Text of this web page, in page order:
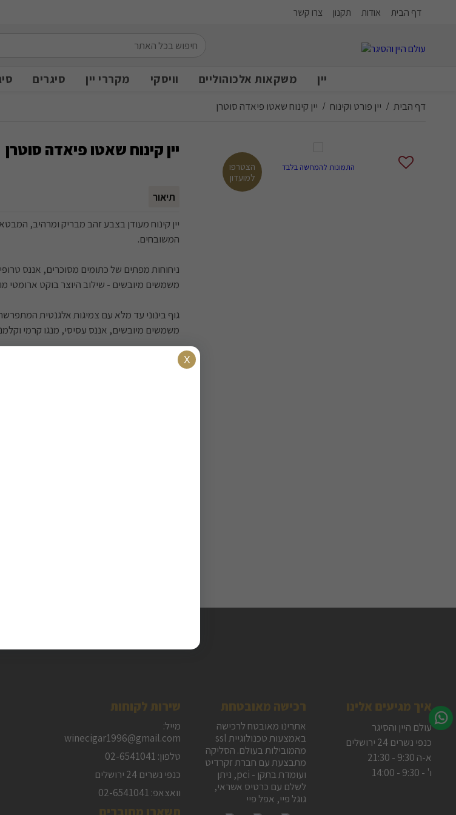
דף הבית אודות תקנון צרו קשר
יין משקאות אלכוהוליים וויסקי מקררי יין סיגרים
דף הבית / יין פורט וקינוח / יין קינוח שאטו פיאדה סוטרן
הצטרפו
למועדון
התמונות להמחשה בלבד
יין קינוח שאטו פיאדה סוטרן
תיאור
יין קינוח מעודן בצבע זהב מבריק ומרהיב,
המשובחים.
ניחוחות מפתים של כתומים מסוכרים, אננס
משמשים מיובשים - שילוב היוצר בוקט ארומטי
גוף בינוני עד מלא עם צמיגות אלגנטית
משמשים מיובשים, אננס עסיסי, מנגו קרמי
חומציות בינונית פלוס המאזנת את המתיקות
יין קינוח מושלם - האידיאלי לסיום ארוחה
איך מגיעים אלינו
עולם היין והסיגר
כנפי נשרים 24 ירושלים
א-ה 9:30 - 21:30
ו' - 9:30 - 14:00
רכישה מאובטחת
אתרינו מאובטח לרכישה
באמצעות טכנולוגיית ssl
מהמובילות בעולם. הסליקה
מתבצעת עם חברת זקרדיט
ועומדת בתקן - pci, ניתן
לשלם עם כרטיס אשראי,
גוגל פיי, אפל פיי
שירות לקוחות
מייל:
winecigar1996@gmail.com
טלפון: 02-6541041
כנפי נשרים 24 ירושלים
וואצאפ: 02-6541041